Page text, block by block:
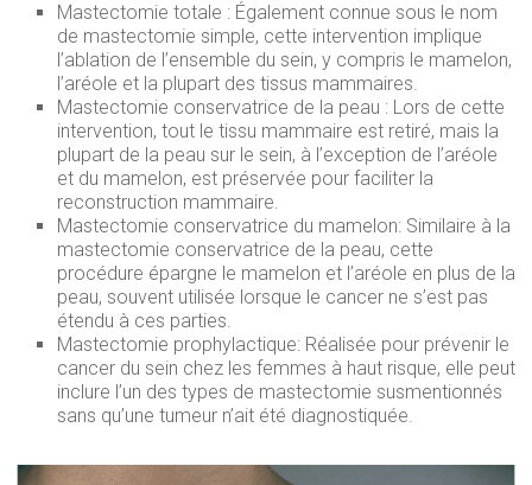
Mastectomie totale : Également connue sous le nom
de mastectomie simple, cette intervention implique
l’ablation de l’ensemble du sein, y compris le mamelon,
l’aréole et la plupart des tissus mammaires.
Mastectomie conservatrice de la peau : Lors de cette
intervention, tout le tissu mammaire est retiré, mais la
plupart de la peau sur le sein, à l’exception de l’aréole
et du mamelon, est préservée pour faciliter la
reconstruction mammaire.
Mastectomie conservatrice du mamelon: Similaire à la
mastectomie conservatrice de la peau, cette
procédure épargne le mamelon et l’aréole en plus de la
peau, souvent utilisée lorsque le cancer ne s’est pas
étendu à ces parties.
Mastectomie prophylactique: Réalisée pour prévenir le
cancer du sein chez les femmes à haut risque, elle peut
inclure l’un des types de mastectomie susmentionnés
sans qu’une tumeur n’ait été diagnostiquée.